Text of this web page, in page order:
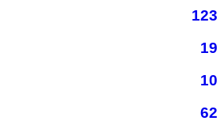
123
19
10
62